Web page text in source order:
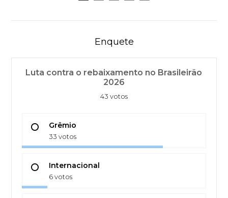
Enquete
Luta contra o rebaixamento no Brasileirão
2026
43 votos
Grêmio
33 votos
Internacional
6 votos